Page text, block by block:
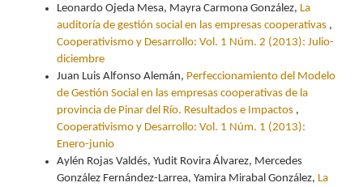
Leonardo Ojeda Mesa, Mayra Carmona González, La
auditoría de gestión social en las empresas cooperativas ,
Cooperativismo y Desarrollo: Vol. 1 Núm. 2 (2013): Julio-
diciembre
Juan Luis Alfonso Alemán, Perfeccionamiento del Modelo
de Gestión Social en las empresas cooperativas de la
provincia de Pinar del Río. Resultados e Impactos ,
Cooperativismo y Desarrollo: Vol. 1 Núm. 1 (2013):
Enero-junio
Aylén Rojas Valdés, Yudit Rovira Álvarez, Mercedes
González Fernández-Larrea, Yamira Mirabal González, La